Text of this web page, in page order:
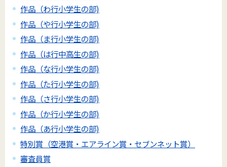
作品（わ行小学生の部)
作品（や行小学生の部)
作品（ま行小学生の部)
作品（は行中高生の部)
作品（な行小学生の部)
作品（た行小学生の部)
作品（さ行小学生の部)
作品（か行小学生の部)
作品（あ行小学生の部)
特別賞（空港賞・エアライン賞・セブンネット賞）
審査員賞